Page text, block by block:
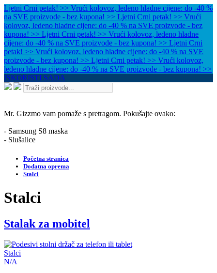
Ljetni Crni petak! >> Vrući kolovoz, ledeno hladne cijene: do -40 %
na SVE proizvode - bez kupona! >> Ljetni Crni petak! >> Vrući
kolovoz, ledeno hladne cijene: do -40 % na SVE proizvode - bez
kupona! >> Ljetni Crni petak! >> Vrući kolovoz, ledeno hladne
cijene: do -40 % na SVE proizvode - bez kupona! >> Ljetni Crni
petak! >> Vrući kolovoz, ledeno hladne cijene: do -40 % na SVE
proizvode - bez kupona! >> Ljetni Crni petak! >> Vrući kolovoz,
ledeno hladne cijene: do -40 % na SVE proizvode - bez kupona! >>
ISKORISTI SADA
Mr. Gizzmo vam pomaže s pretragom. Pokušajte ovako:
- Samsung S8 maska
- Slušalice
Početna stranica
Dodatna oprema
Stalci
Stalci
Stalak za mobitel
Stalci
N/A